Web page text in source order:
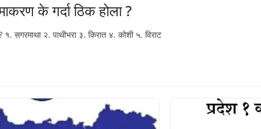
के गर्दा ठिक होला ?
सगरमाथा २. पाथीभरा ३. किरात ४. कोशी ५. विराट